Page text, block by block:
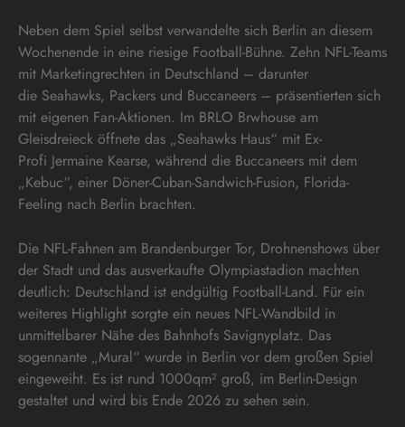
Neben dem Spiel selbst verwandelte sich Berlin an diesem
Wochenende in eine riesige Football-Bühne. Zehn NFL-Teams
mit Marketingrechten in Deutschland – darunter
die Seahawks, Packers und Buccaneers – präsentierten sich
mit eigenen Fan-Aktionen. Im BRLO Brwhouse am
Gleisdreieck öffnete das „Seahawks Haus“ mit Ex-
Profi Jermaine Kearse, während die Buccaneers mit dem
„Kebuc“, einer Döner-Cuban-Sandwich-Fusion, Florida-
Feeling nach Berlin brachten.
Die NFL-Fahnen am Brandenburger Tor, Drohnenshows über
der Stadt und das ausverkaufte Olympiastadion machten
deutlich: Deutschland ist endgültig Football-Land. Für ein
weiteres Highlight sorgte ein neues NFL-Wandbild in
unmittelbarer Nähe des Bahnhofs Savignyplatz. Das
sogennante „Mural“ wurde in Berlin vor dem großen Spiel
eingeweiht. Es ist rund 1000qm² groß, im Berlin-Design
gestaltet und wird bis Ende 2026 zu sehen sein.